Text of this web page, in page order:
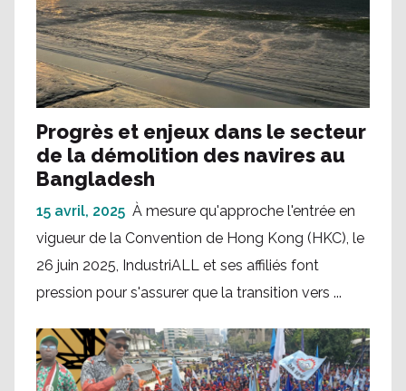
Progrès et enjeux dans le secteur
de la démolition des navires au
Bangladesh
15 avril, 2025 À mesure qu'approche l'entrée en
vigueur de la Convention de Hong Kong (HKC), le
26 juin 2025, IndustriALL et ses affiliés font
pression pour s'assurer que la transition vers ...